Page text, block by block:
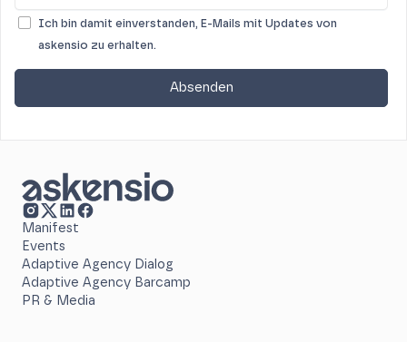
Ich bin damit einverstanden, E-Mails mit Updates von
askensio zu erhalten.
Manifest
Events
Adaptive Agency Dialog
Adaptive Agency Barcamp
PR & Media